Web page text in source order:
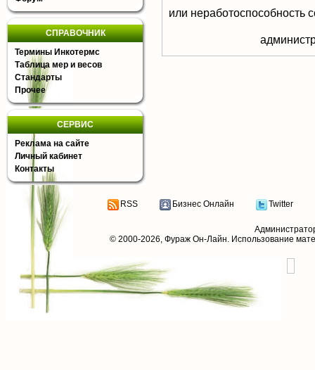
СПРАВОЧНИК
Термины Инкотермс
Таблица мер и весов
Стандарты
Прочее
СЕРВИС
Реклама на сайте
Личный кабинет
Контакты
или неработоспособность
RSS Бизнес Онлайн Twitter
© 2000-2026, Фураж Он-Лайн. Использование